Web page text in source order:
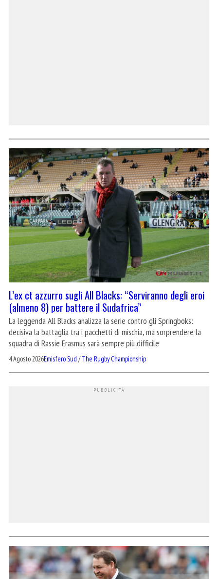
L’ex ct azzurro sugli All Blacks: “Serviranno degli eroi
(almeno 8) per battere il Sudafrica”
La leggenda All Blacks analizza la serie contro gli Springboks:
decisiva la battaglia tra i pacchetti di mischia, ma sorprendere la
squadra di Rassie Erasmus sarà sempre più difficile
4 Agosto 2026Emisfero Sud /The Rugby Championship